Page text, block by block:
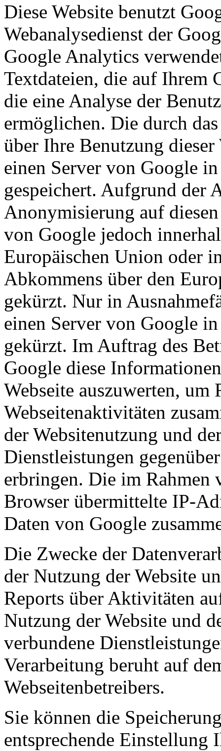
Diese Website benutzt
Webanalysedienst der
Google Analytics
Textdateien, die auf Ihrem
die eine Analyse der
ermöglichen. Die durch
über Ihre Benutzung
einen Server von Google
gespeichert. Aufgrund der
Anonymisierung auf
von Google jedoch
Europäischen Union oder
Abkommens über den
gekürzt. Nur in
einen Server von Google
gekürzt. Im Auftrag des
Google diese
Webseite auszuwerten, um
Webseitenaktivitäten
der Websitenutzung und
Dienstleistungen
erbringen. Die im
Browser übermittelte IP-
Daten von Google
Die Zwecke der
der Nutzung der Website
Reports über Aktivitäten
Nutzung der Website und
verbundene
Verarbeitung beruht auf
Webseitenbetreibers.
Sie können die
entsprechende Einstellung